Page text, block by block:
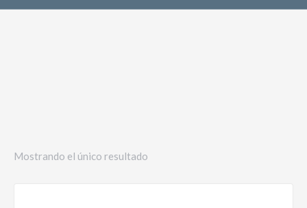
Mostrando el único resultado